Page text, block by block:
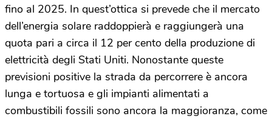
fino al 2025. In quest’ottica si prevede che il mercato
dell’energia solare raddoppierà e raggiungerà una
quota pari a circa il 12 per cento della produzione di
elettricità degli Stati Uniti. Nonostante queste
previsioni positive la strada da percorrere è ancora
lunga e tortuosa e gli impianti alimentati a
combustibili fossili sono ancora la maggioranza, come